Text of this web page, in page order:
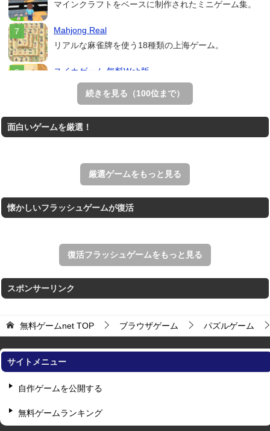
マインクラフトをベースに制作されたミニゲーム集。
Mahjong Real
リアルな麻雀牌を使う18種類の上海ゲーム。
スイカゲーム 無料Web版
スイカゲームをスクラッチで再現した無料Web版。
王国を構築していく放置系のシミュレーションゲーム。
すべての矢印を画面外へ導くパズルゲーム。
続きを見る（100位まで）
面白いゲームを厳選！
厳選ゲームをもっと見る
懐かしいフラッシュゲームが復活
復活フラッシュゲームをもっと見る
スポンサーリンク
無料ゲームnet TOP ブラウザゲーム パズルゲーム
サイトメニュー
自作ゲームを公開する
無料ゲームランキング